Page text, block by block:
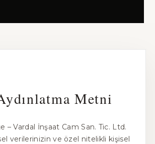
Metni
– Vardal İnşaat Cam San. Tic. Ltd.
verilerinizin ve özel nitelikli kişisel